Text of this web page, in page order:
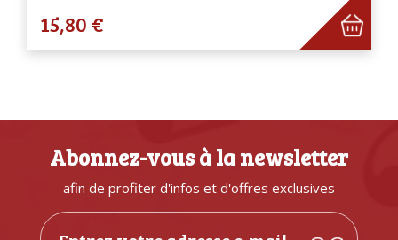
15,80 €
Abonnez-vous à la newsletter
afin de profiter d'infos et d'offres exclusives